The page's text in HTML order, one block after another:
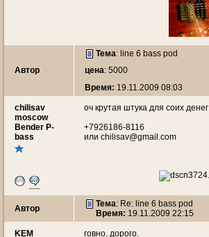
Автор
Тема: line 6 bass pod
цена: 5000
Время: 19.11.2009 08:03
chilisav
moscow
Bender P-
bass
оч крутая штука для соих денег
+7926186-8116
или chilisav@gmail.com
Автор Тема: Re: line 6 bass pod
Время: 19.11.2009 22:15
KEM
говно. дорого.